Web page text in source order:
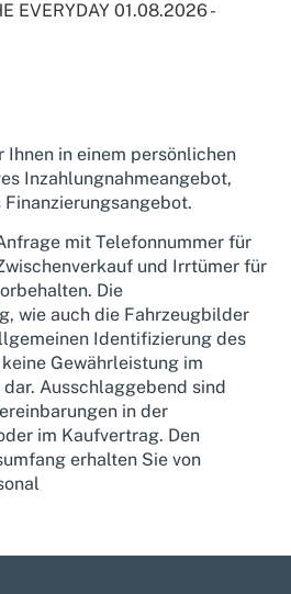
EVERYDAY 01.08.2026 -
in einem persönlichen
Inzahlungnahmeangebot,
mit Telefonnummer für
und Irrtümer für
Die
wie auch die Fahrzeugbilder
Identifizierung des
Gewährleistung im
Ausschlaggebend sind
in der
im Kaufvertrag. Den
erhalten Sie von